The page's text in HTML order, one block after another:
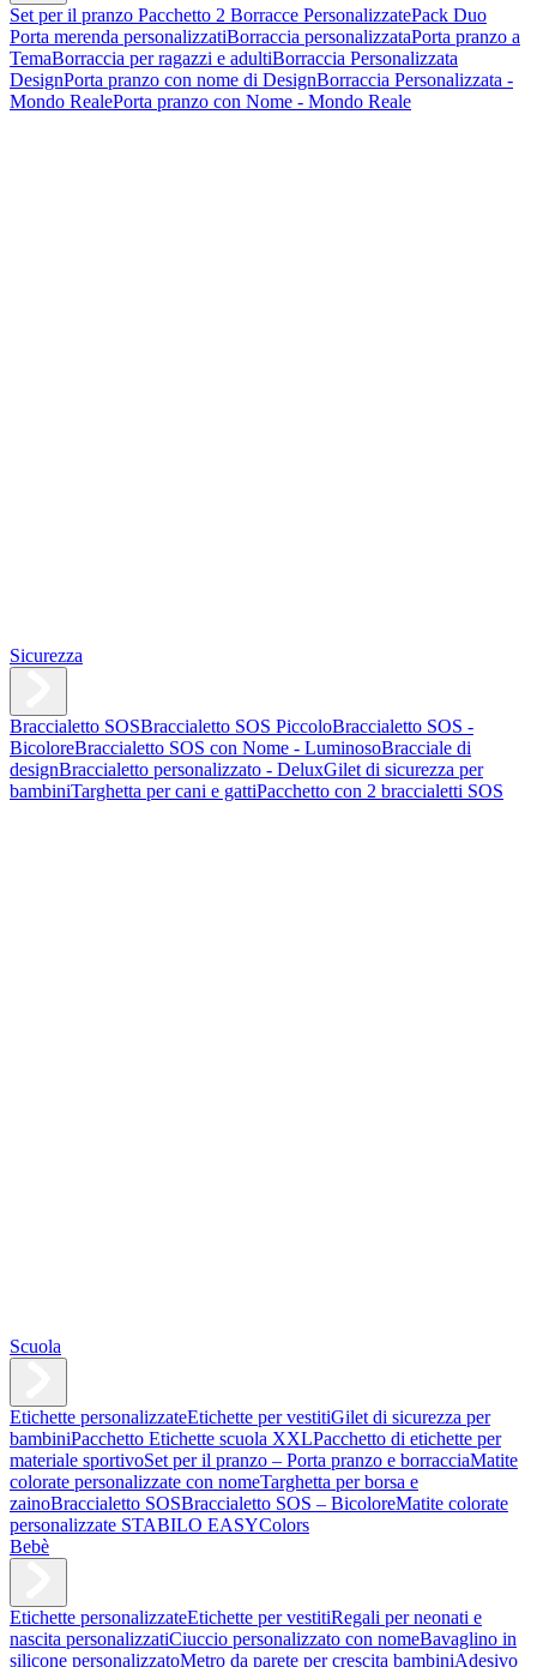
Set per il pranzo Pacchetto 2 Borracce PersonalizzatePack Duo
Porta merenda personalizzatiBorraccia personalizzataPorta pranzo a
TemaBorraccia per ragazzi e adultiBorraccia Personalizzata
DesignPorta pranzo con nome di DesignBorraccia Personalizzata -
Mondo RealePorta pranzo con Nome - Mondo Reale
Sicurezza
Braccialetto SOSBraccialetto SOS PiccoloBraccialetto SOS -
BicoloreBraccialetto SOS con Nome - LuminosoBracciale di
designBraccialetto personalizzato - DeluxGilet di sicurezza per
bambiniTarghetta per cani e gattiPacchetto con 2 braccialetti SOS
Scuola
Etichette personalizzateEtichette per vestitiGilet di sicurezza per
bambiniPacchetto Etichette scuola XXLPacchetto di etichette per
materiale sportivoSet per il pranzo – Porta pranzo e borracciaMatite
colorate personalizzate con nomeTarghetta per borsa e
zainoBraccialetto SOSBraccialetto SOS – BicoloreMatite colorate
personalizzate STABILO EASYColors
Bebè
Etichette personalizzateEtichette per vestitiRegali per neonati e
nascita personalizzatiCiuccio personalizzato con nomeBavaglino in
silicone personalizzatoMetro da parete per crescita bambiniAdesivo